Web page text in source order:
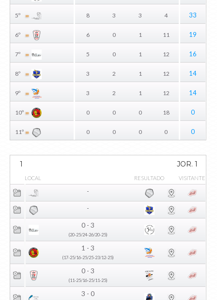
5º 8 3 3 4 33
6º 6 0 1 11 19
7º 5 0 1 12 16
8º 3 2 1 12 14
9º 3 2 1 12 14
10º 0 0 0 18 0
11º 0 0 0 0 0
1 JOR. 1
LOCAL RESULTADO VISITANTE
-
-
0 - 3
(20-25/24-26/20-25)
1 - 3
(17-25/16-25/25-23/12-25)
0 - 3
(11-25/16-25/11-25)
3 - 0